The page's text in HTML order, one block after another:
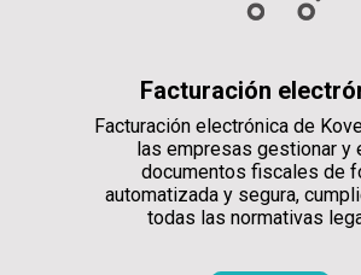
Facturación
Facturación electrónica de
las empresas gestionar y
documentos fiscales de
automatizada y segura,
todas las normativas